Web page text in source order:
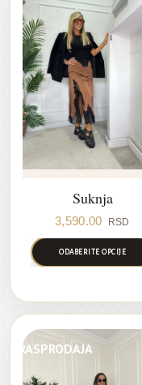
Suknja
3,590.00 RSD
ODABERITE OPCIJE
RASPRODAJA